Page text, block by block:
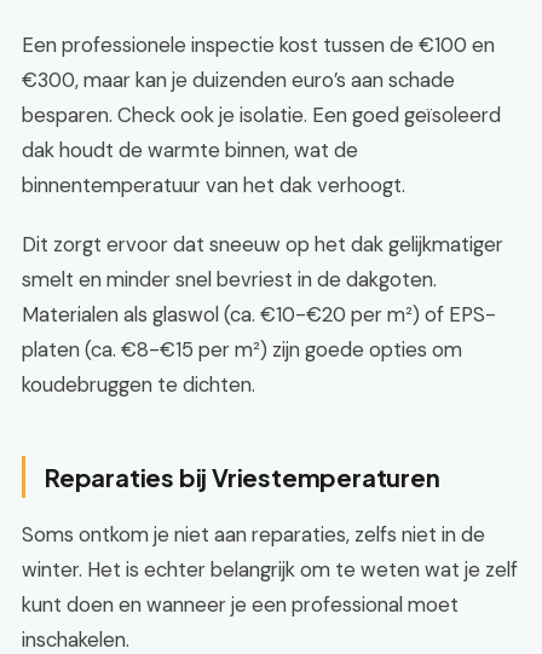
Een professionele inspectie kost tussen de €100 en
€300, maar kan je duizenden euro’s aan schade
besparen. Check ook je isolatie. Een goed geïsoleerd
dak houdt de warmte binnen, wat de
binnentemperatuur van het dak verhoogt.
Dit zorgt ervoor dat sneeuw op het dak gelijkmatiger
smelt en minder snel bevriest in de dakgoten.
Materialen als glaswol (ca. €10-€20 per m²) of EPS-
platen (ca. €8-€15 per m²) zijn goede opties om
koudebruggen te dichten.
Reparaties bij Vriestemperaturen
Soms ontkom je niet aan reparaties, zelfs niet in de
winter. Het is echter belangrijk om te weten wat je zelf
kunt doen en wanneer je een professional moet
inschakelen.